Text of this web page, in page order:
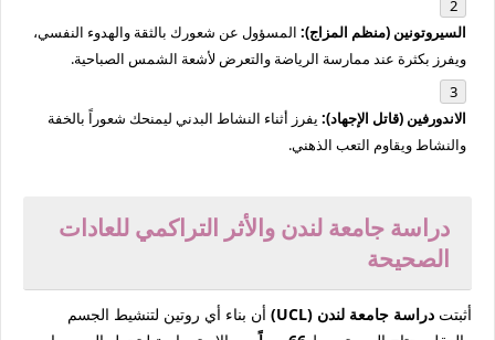
السيروتونين (منظم المزاج): المسؤول عن شعورك بالثقة والهدوء النفسي،
ويفرز بكثرة عند ممارسة الرياضة والتعرض لأشعة الشمس الصباحية.
الاندورفين (قاتل الإجهاد): يفرز أثناء النشاط البدني ليمنحك شعوراً بالخفة
والنشاط ويقاوم التعب الذهني.
دراسة جامعة لندن والأثر التراكمي للعادات
الصحيحة
أثبتت دراسة جامعة لندن (UCL)
أن بناء أي روتين لتنشيط الجسم